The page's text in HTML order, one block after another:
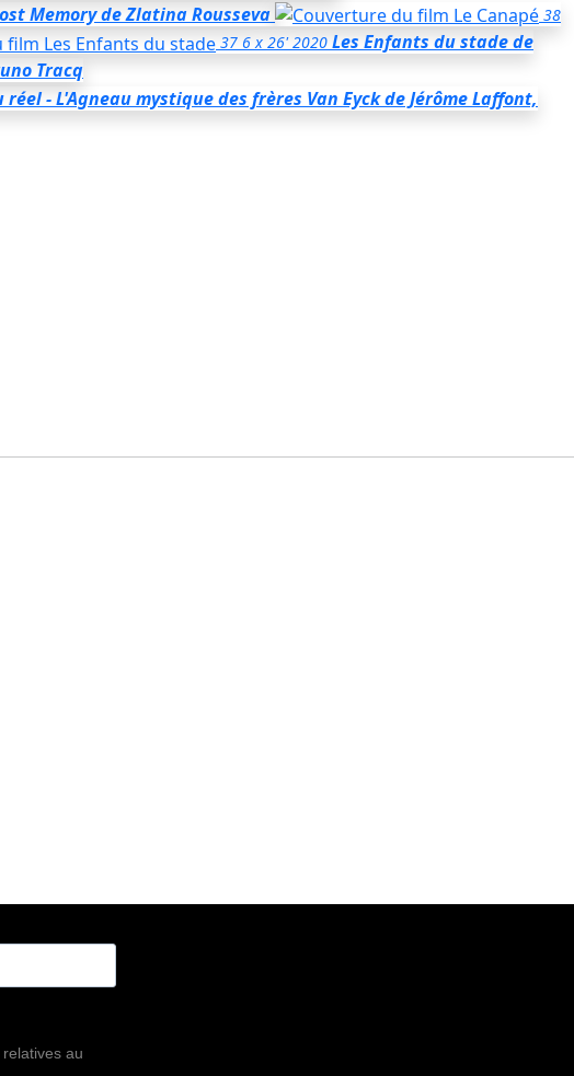
Memoryde Zlatina Rousseva
38
37 6 x 26' 2020 Les Enfants du stadede
Tracq
- L'Agneau mystique des frères Van Eyckde Jérôme Laffont,
au